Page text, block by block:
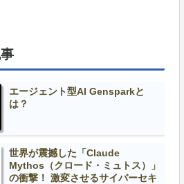
エージェント型AI Gensparkと
は？
世界が震撼した「Claude
Mythos（クロード・ミュトス）」
の衝撃！ 激変させるサイバーセキ